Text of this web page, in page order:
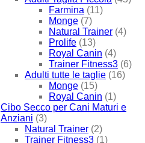
Farmina (11)
Monge (7)
Natural Trainer (4)
Prolife (13)
Royal Canin (4)
Trainer Fitness3 (6)
Adulti tutte le taglie (16)
Monge (15)
Royal Canin (1)
Cibo Secco per Cani Maturi e
Anziani (3)
Natural Trainer (2)
Trainer Fitness3 (1)